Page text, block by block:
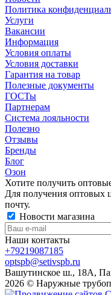
Политика
Услуги
Вакансии
Информация
Условия оплаты
Условия доставки
Гарантия на товар
Полезные документы
ГОСТы
Партнерам
Система лояльности
Полезно
Отзывы
Бренды
Блог
Озон
Хотите получить
Для получения оптовых
почту.
Новости магазина
Наши контакты
+79219087185
optspb@setivspb.ru
Вашутинское ш., 18А,
2026 © Наружные